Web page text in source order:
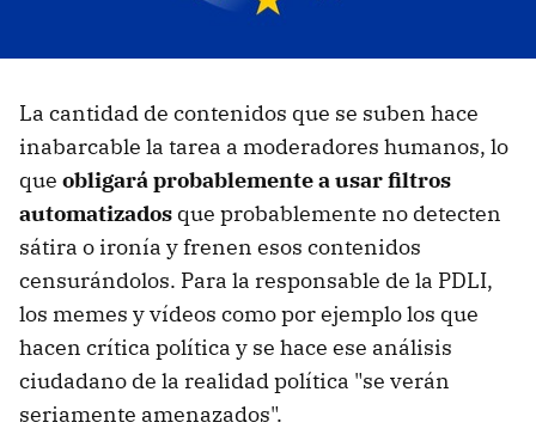
La cantidad de contenidos que se suben hace
inabarcable la tarea a moderadores humanos, lo
que obligará probablemente a usar filtros
automatizados que probablemente no detecten
sátira o ironía y frenen esos contenidos
censurándolos. Para la responsable de la PDLI,
los memes y vídeos como por ejemplo los que
hacen crítica política y se hace ese análisis
ciudadano de la realidad política "se verán
seriamente amenazados".